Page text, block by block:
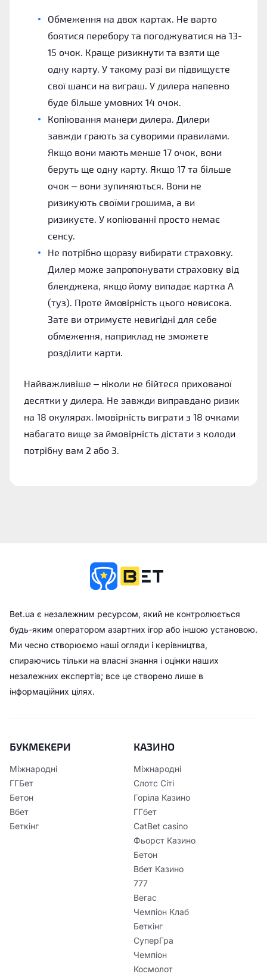
Обмеження на двох картах. Не варто
боятися перебору та погоджуватися на 13-
15 очок. Краще ризикнути та взяти ще
одну карту. У такому разі ви підвищуєте
свої шанси на виграш. У дилера напевно
буде більше умовних 14 очок.
Копіювання манери дилера. Дилери
завжди грають за суворими правилами.
Якщо вони мають менше 17 очок, вони
беруть ще одну карту. Якщо 17 та більше
очок – вони зупиняються. Вони не
ризикують своїми грошима, а ви
ризикуєте. У копіюванні просто немає
сенсу.
Не потрібно щоразу вибирати страховку.
Дилер може запропонувати страховку від
блекджека, якщо йому випадає картка A
(туз). Проте ймовірність цього невисока.
Зате ви отримуєте невигідні для себе
обмеження, наприклад не зможете
розділити карти.
Найважливіше – ніколи не бійтеся прихованої
десятки у дилера. Не завжди виправдано ризик
на 18 окулярах. Імовірність виграти з 18 очками
набагато вище за ймовірність дістати з колоди
потрібну вам 2 або 3.
Bet.ua є незалежним ресурсом, який не контролюється
будь-яким оператором азартних ігор або іншою установою.
Ми чесно створюємо наші огляди і керівництва,
спираючись тільки на власні знання і оцінки наших
незалежних експертів; все це створено лише в
інформаційних цілях.
БУКМЕКЕРИ
Міжнародні
ГГБет
Бетон
Вбет
Беткінг
КАЗИНО
Міжнародні
Слотс Сіті
Горіла Казино
ГГбет
CatBet casino
Фьорст Казино
Бетон
Вбет Казино
777
Вегас
Чемпіон Клаб
Беткінг
СуперГра
Чемпіон
Космолот